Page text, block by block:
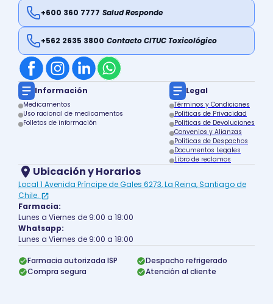
+600 360 7777 Salud Responde
+562 2635 3800 Contacto CITUC Toxicológico
Información
Medicamentos
Uso racional de medicamentos
Folletos de información
Legal
Términos y Condiciones
Políticas de Privacidad
Políticas de Devoluciones
Convenios y Alianzas
Políticas de Despachos
Documentos Legales
Libro de reclamos
Ubicación y Horarios
Local 1 Avenida Príncipe de Gales 6273, La Reina, Santiago de
Chile.
Farmacia:
Lunes a Viernes de 9:00 a 18:00
Whatsapp:
Lunes a Viernes de 9:00 a 18:00
Farmacia autorizada ISP
Despacho refrigerado
Compra segura
Atención al cliente